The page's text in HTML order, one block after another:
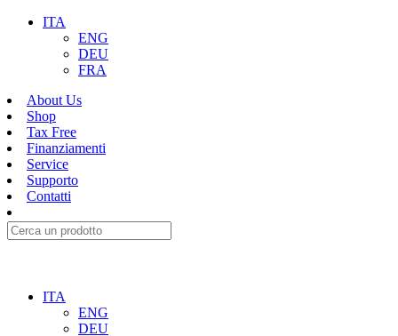
ITA
ENG
DEU
FRA
About Us
Shop
Tax Free
Finanziamenti
Service
Supporto
Contatti
ITA
ENG
DEU